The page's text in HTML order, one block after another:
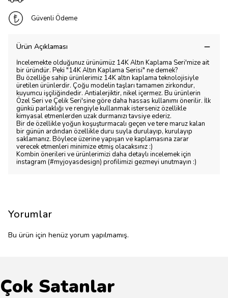
Güvenli Ödeme
Ürün Açıklaması
İncelemekte olduğunuz ürünümüz 14K Altın Kaplama Seri'mize ait
bir üründür. Peki "14K Altın Kaplama Serisi" ne demek?
Bu özelliğe sahip ürünlerimiz 14K altın kaplama teknolojisiyle
üretilen ürünlerdir. Çoğu modelin taşları tamamen zirkondur,
kuyumcu işçiliğindedir. Antialerjiktir, nikel içermez. Bu ürünlerin
Özel Seri ve Çelik Seri'sine göre daha hassas kullanımı önerilir. İlk
günkü parlaklığı ve rengiyle kullanmak isterseniz özellikle
kimyasal etmenlerden uzak durmanızı tavsiye ederiz.
Bir de özellikle yoğun koşuşturmacalı geçen ve tere maruz kalan
bir günün ardından özellikle duru suyla durulayıp, kurulayıp
saklamanız. Böylece üzerine yapışan ve kaplamasına zarar
verecek etmenleri minimize etmiş olacaksınız :)
Kombin önerileri ve ürünlerimizi daha detaylı incelemek için
instagram (#myjoyasdesign) profilimizi gezmeyi unutmayın :)
Yorumlar
Bu ürün için henüz yorum yapılmamış.
Çok Satanlar